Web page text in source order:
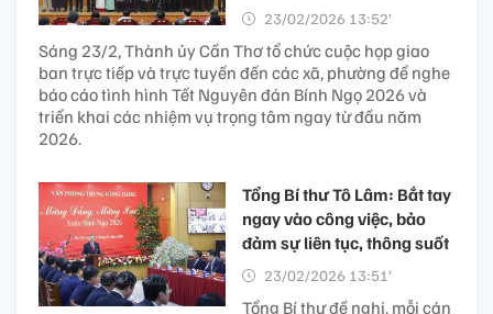
23/02/2026 13:52’
Sáng 23/2, Thành ủy Cần Thơ tổ chức cuộc họp giao
ban trực tiếp và trực tuyến đến các xã, phường để nghe
báo cáo tình hình Tết Nguyên đán Bính Ngọ 2026 và
triển khai các nhiệm vụ trọng tâm ngay từ đầu năm
2026.
Tổng Bí thư Tô Lâm: Bắt tay
ngay vào công việc, bảo
đảm sự liên tục, thông suốt
23/02/2026 13:51’
Tổng Bí thư đề nghị, mỗi cán